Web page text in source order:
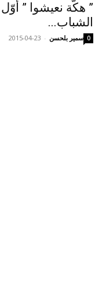
” هكّة نعيشوا ”
الشباب...
سمير بلحسن -
2015-04-23 0